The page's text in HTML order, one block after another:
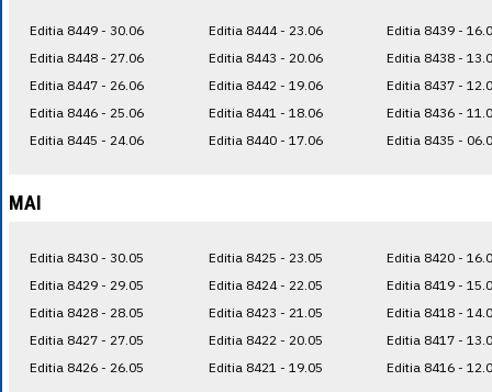
Editia 8449 - 30.06
Editia 8448 - 27.06
Editia 8447 - 26.06
Editia 8446 - 25.06
Editia 8445 - 24.06
Editia 8444 - 23.06
Editia 8443 - 20.06
Editia 8442 - 19.06
Editia 8441 - 18.06
Editia 8440 - 17.06
Editia 8439 -
Editia 8438 -
Editia 8437 -
Editia 8436 -
Editia 8435 -
MAI
Editia 8430 - 30.05
Editia 8429 - 29.05
Editia 8428 - 28.05
Editia 8427 - 27.05
Editia 8426 - 26.05
Editia 8425 - 23.05
Editia 8424 - 22.05
Editia 8423 - 21.05
Editia 8422 - 20.05
Editia 8421 - 19.05
Editia 8420 -
Editia 8419 -
Editia 8418 -
Editia 8417 -
Editia 8416 -